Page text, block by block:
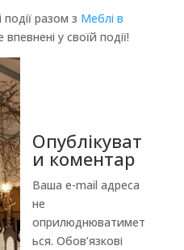
події разом з Меблі в
у своїй події!
Опублікуват
и коментар
Ваша e-mail адреса
не
оприлюднюватимет
ься. Обов’язкові